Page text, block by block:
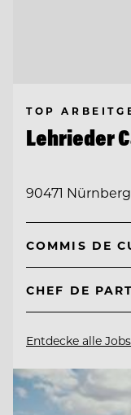
TOP
Lehrieder
90471
COMMIS DE
CHEF DE
Entdecke alle Jobs